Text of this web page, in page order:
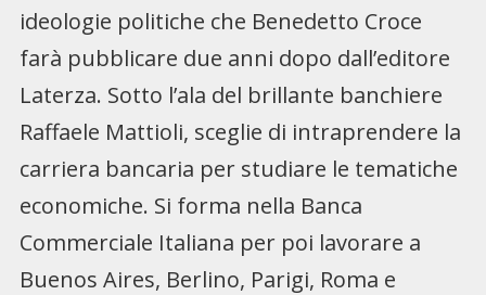
ideologie politiche che Benedetto Croce
farà pubblicare due anni dopo dall’editore
Laterza. Sotto l’ala del brillante banchiere
Raffaele Mattioli, sceglie di intraprendere la
carriera bancaria per studiare le tematiche
economiche. Si forma nella Banca
Commerciale Italiana per poi lavorare a
Buenos Aires, Berlino, Parigi, Roma e